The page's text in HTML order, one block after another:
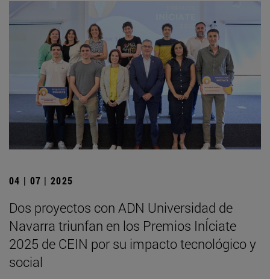
04 | 07 | 2025
Dos proyectos con ADN Universidad de
Navarra triunfan en los Premios InÍciate
2025 de CEIN por su impacto tecnológico y
social